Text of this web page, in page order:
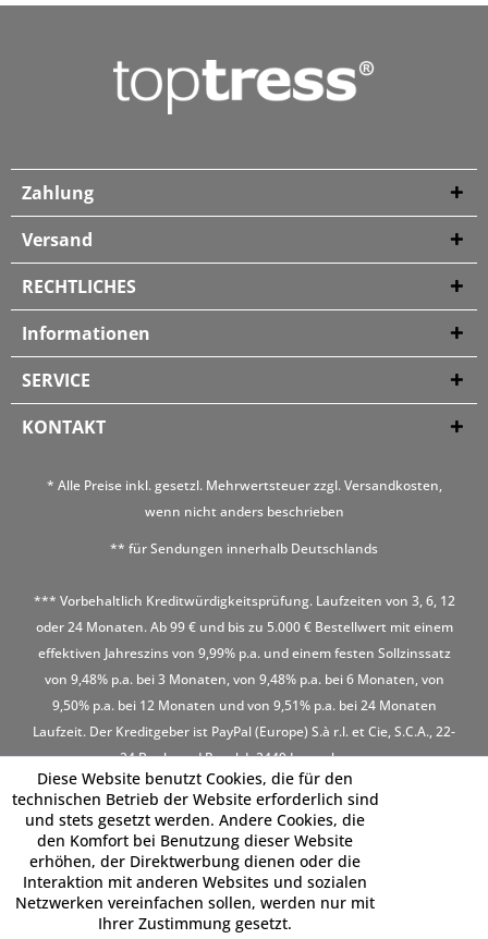
Zahlung
Versand
RECHTLICHES
Informationen
SERVICE
KONTAKT
* Alle Preise inkl. gesetzl. Mehrwertsteuer zzgl.Versandkosten,
wenn nicht anders beschrieben
** für Sendungen innerhalb Deutschlands
*** Vorbehaltlich Kreditwürdigkeitsprüfung. Laufzeiten von 3, 6, 12
oder 24 Monaten. Ab 99 € und bis zu 5.000 € Bestellwert mit einem
effektiven Jahreszins von 9,99% p.a. und einem festen Sollzinssatz
von 9,48% p.a. bei 3 Monaten, von 9,48% p.a. bei 6 Monaten, von
9,50% p.a. bei 12 Monaten und von 9,51% p.a. bei 24 Monaten
Laufzeit. Der Kreditgeber ist PayPal (Europe) S.à r.l. et Cie, S.C.A., 22-
24 Boulevard Royal, L-2449 Luxembourg
Diese Website benutzt Cookies, die für den
technischen Betrieb der Website erforderlich sind
und stets gesetzt werden. Andere Cookies, die
den Komfort bei Benutzung dieser Website
erhöhen, der Direktwerbung dienen oder die
Interaktion mit anderen Websites und sozialen
Netzwerken vereinfachen sollen, werden nur mit
Ihrer Zustimmung gesetzt.